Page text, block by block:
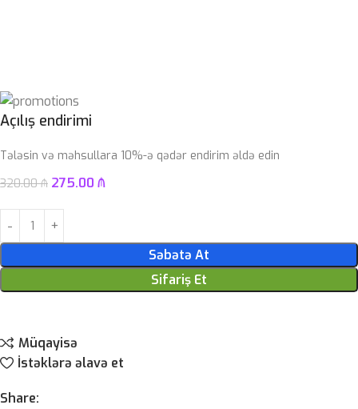
Açılış endirimi
Tələsin və məhsullara 10%-ə qədər endirim əldə edin
320.00₼ 275.00 ₼
Səbətə At
Sifariş Et
Müqayisə
İstəklərə əlavə et
Share: